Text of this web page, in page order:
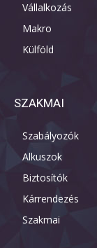
Vállalkozás
Makro
Külföld
SZAKMAI
Szabályozók
Alkuszok
Biztosítók
Kárrendezés
Szakmai